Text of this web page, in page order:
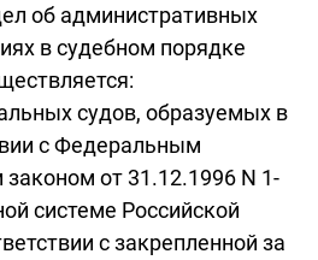
об административных
в судебном порядке
судов, образуемых в
с Федеральным
от 31.12.1996 N 1-
системе Российской
с закрепленной за